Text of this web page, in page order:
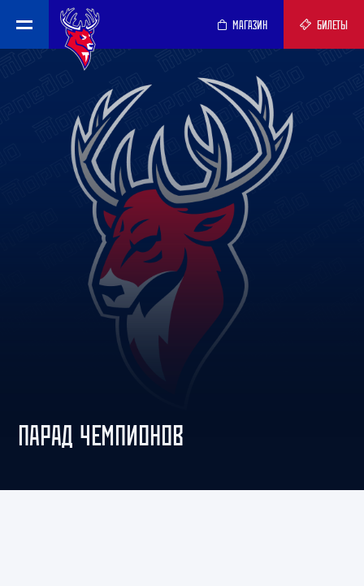
МАГАЗИН БИЛЕТЫ
ПАРАД ЧЕМПИОНОВ